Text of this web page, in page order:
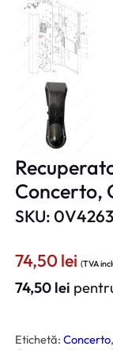
Concerto,
SKU: 0V4263
74,50lei (TVA
74,50 lei
Etichetă:Concerto,